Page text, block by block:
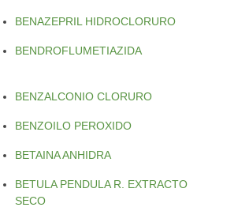
BENAZEPRIL HIDROCLORURO
BENDROFLUMETIAZIDA
BENZALCONIO CLORURO
BENZOILO PEROXIDO
BETAINA ANHIDRA
BETULA PENDULA R. EXTRACTO
SECO